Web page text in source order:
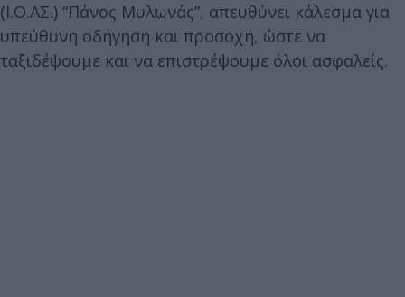
(Ι.Ο.ΑΣ.) “Πάνος Μυλωνάς”, απευθύνει κάλεσμα για
υπεύθυνη οδήγηση και προσοχή, ώστε να
ταξιδέψουμε και να επιστρέψουμε όλοι ασφαλείς.